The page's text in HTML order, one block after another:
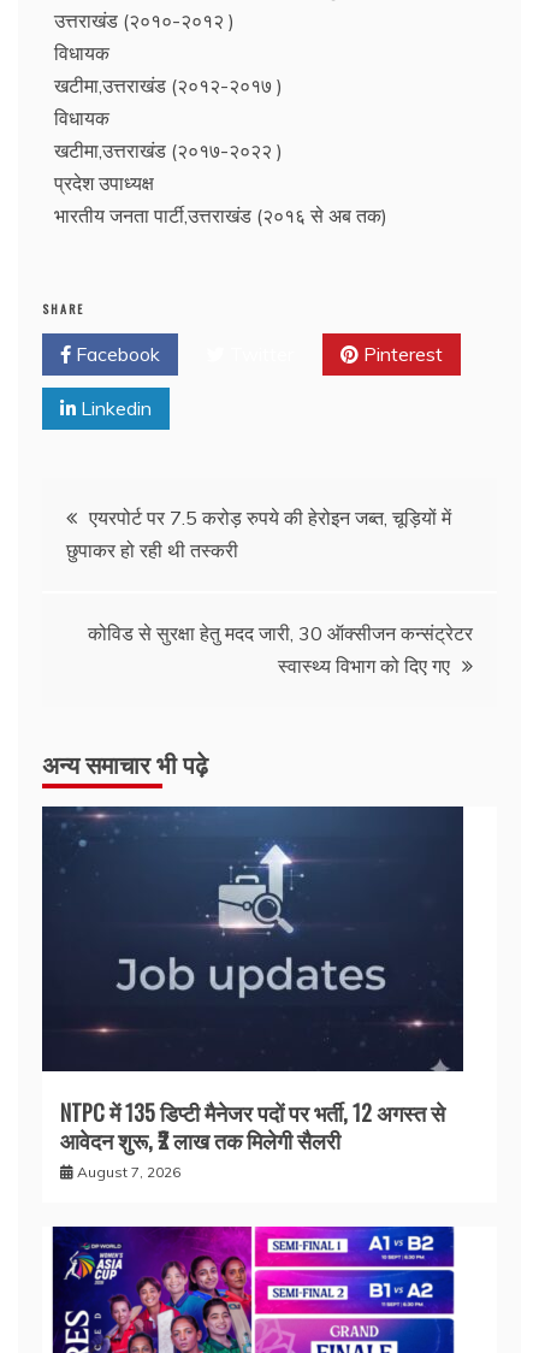
उत्तराखंड (२०१०-२०१२ )
विधायक
खटीमा,उत्तराखंड (२०१२-२०१७ )
विधायक
खटीमा,उत्तराखंड (२०१७-२०२२ )
प्रदेश उपाध्यक्ष
भारतीय जनता पार्टी,उत्तराखंड (२०१६ से अब तक)
SHARE
Facebook Pinterest
Linkedin
एयरपोर्ट पर 7.5 करोड़ रुपये की हेरोइन जब्त, चूड़ियों में
छुपाकर हो रही थी तस्करी
कोविड से सुरक्षा हेतु मदद जारी, 30 ऑक्सीजन कन्संट्रेटर
स्वास्थ्य विभाग को दिए गए
अन्य समाचार भी पढ़े
NTPC में 135 डिप्टी मैनेजर पदों पर भर्ती, 12 अगस्त से
आवेदन शुरू, ₹2 लाख तक मिलेगी सैलरी
August 7, 2026